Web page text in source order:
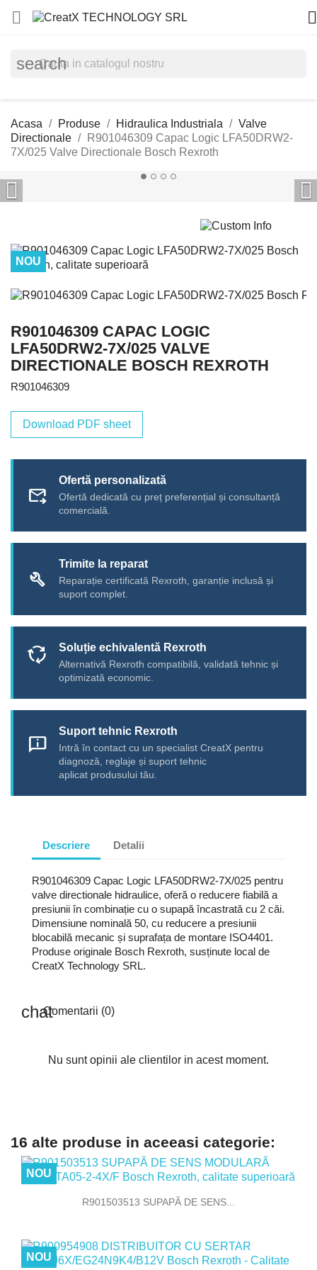
 
search
Acasa Produse Hidraulica Industriala
Valve
Directionale
R901046309 Capac Logic LFA50DRW2-
7X/025 Valve Directionale Bosch Rexroth
 
NOU
R901046309 CAPAC LOGIC
LFA50DRW2-7X/025 VALVE
DIRECTIONALE BOSCH REXROTH
R901046309
Download PDF sheet
forward_to_inbox
Ofertă personalizată
Ofertă dedicată cu preț preferențial și consultanță
comercială.
build
Trimite la reparat
Reparație certificată Rexroth, garanție inclusă și
suport complet.
cycle Soluție echivalentă Rexroth
Alternativă Rexroth compatibilă, validată tehnic și
optimizată economic.
chat_info
Suport tehnic Rexroth
Intră în contact cu un specialist CreatX pentru
diagnoză, reglaje și suport tehnic
aplicat produsului tău.
Descriere Detalii
R901046309 Capac Logic LFA50DRW2-7X/025 pentru
valve directionale hidraulice, oferă o reducere fiabilă a
presiunii în combinație cu o supapă încastrată cu 2 căi.
Dimensiune nominală 50, cu reducere a presiunii
blocabilă mecanic și suprafața de montare ISO4401.
Produse originale Bosch Rexroth, susținute local de
CreatX Technology SRL.
Comentarii (0)
Nu sunt opinii ale clientilor in acest moment.
16 alte produse in aceeasi categorie:
R901503513 SUPAPĂ DE SENS...
NOU
NOU